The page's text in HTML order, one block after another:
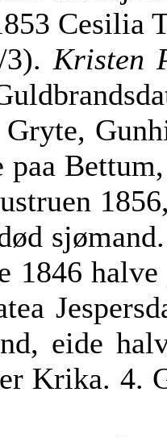
Cesilia
3).Kristen
Gryte,
paa
1846
eide
Krika. 4.